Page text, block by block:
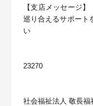
【支店メッセージ
巡り合えるサポート
い
23270
社会福祉法人 敬長